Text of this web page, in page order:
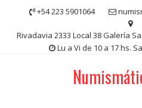
contenido
+54 223 5901064
Rivadavia 2333 Local 38 Galería
Lu a Vi de 10 a 17 hs.